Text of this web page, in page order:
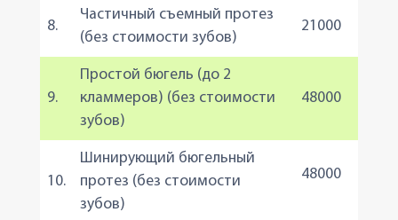
8.
Частичный съемный протез
(без стоимости зубов)
21000
9.
Простой бюгель (до 2
кламмеров) (без стоимости
зубов)
48000
10.
Шинирующий бюгельный
протез (без стоимости
зубов)
48000